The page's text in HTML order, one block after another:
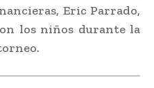
Eric Parrado,
los niños durante la